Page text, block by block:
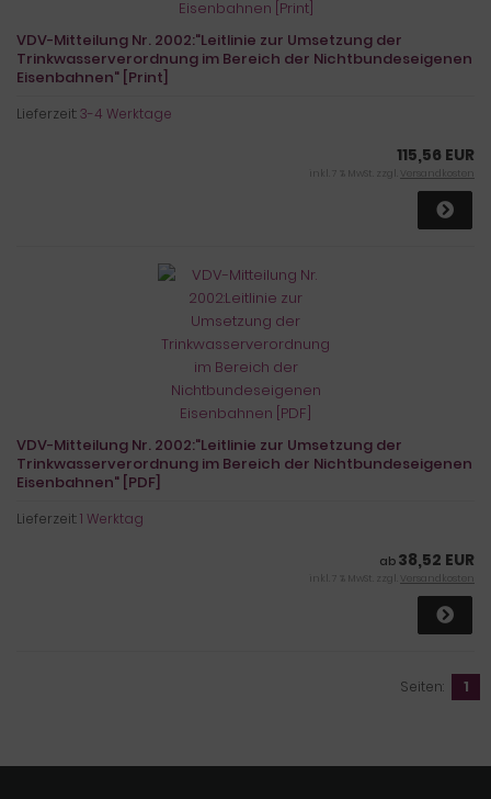
VDV-Mitteilung Nr. 2002:"Leitlinie zur Umsetzung der
Trinkwasserverordnung im Bereich der Nichtbundeseigenen
Eisenbahnen" [Print]
Lieferzeit:3-4 Werktage
115,56 EUR
inkl. 7 % MwSt. zzgl. Versandkosten
VDV-Mitteilung Nr. 2002:"Leitlinie zur Umsetzung der
Trinkwasserverordnung im Bereich der Nichtbundeseigenen
Eisenbahnen" [PDF]
Lieferzeit:1 Werktag
ab 38,52 EUR
inkl. 7 % MwSt. zzgl. Versandkosten
Seiten: 1